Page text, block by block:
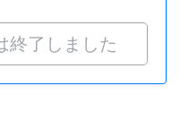
終了しました